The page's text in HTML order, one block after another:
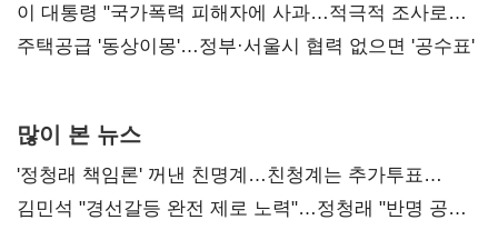
총선 지휘 못해"
이 대통령 "국가폭력 피해자에 사과…적극적 조사로
진실 밝혀야"
주택공급 '동상이몽'…정부·서울시 협력 없으면 '공수표'
많이 본 뉴스
'정청래 책임론' 꺼낸 친명계…친청계는 추가투표
때리기
김민석 "경선갈등 완전 제로 노력"…정청래 "반명 공세